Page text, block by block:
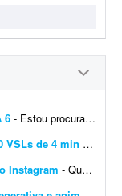
6 - Estou procurando um editor de vídeo para editar vídeos longos para YouTube, mais especificamente sobre GTA 6. A edição não precisa ser muito sofisticada. Procuro...
VSLs de 4 min
Instagram - Quero um vídeo para divulgar meu grupo do WhatsApp. Vou passar como quero que fique, pois são muitas informações e fornecerei todas as instruções necess&aa...